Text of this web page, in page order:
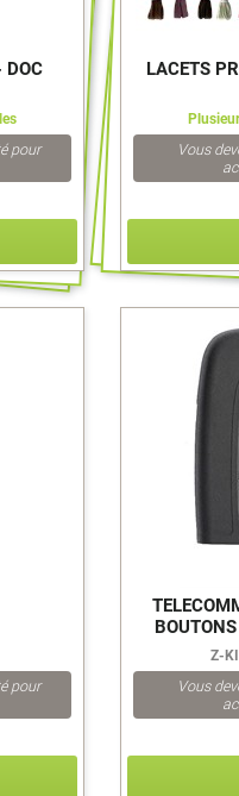
DOC
pour
LACETS
Vous
pour
Z-
Vous